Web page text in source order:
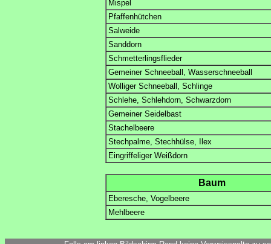
Mispel
Pfaffenhütchen
Salweide
Sanddorn
Schmetterlingsflieder
Gemeiner Schneeball, Wasserschneeball
Wolliger Schneeball, Schlinge
Schlehe, Schlehdorn, Schwarzdorn
Gemeiner Seidelbast
Stachelbeere
Stechpalme, Stechhülse, Ilex
Eingriffeliger Weißdorn
Baum
Eberesche, Vogelbeere
Mehlbeere